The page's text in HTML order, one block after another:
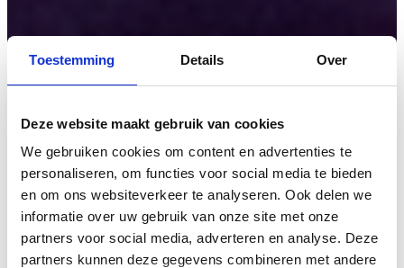
Toestemming Details Over
Deze website maakt gebruik van cookies
We gebruiken cookies om content en advertenties te
personaliseren, om functies voor social media te bieden
en om ons websiteverkeer te analyseren. Ook delen we
informatie over uw gebruik van onze site met onze
partners voor social media, adverteren en analyse. Deze
partners kunnen deze gegevens combineren met andere